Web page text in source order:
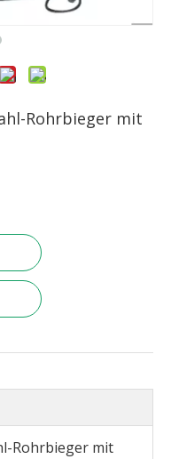
Rohrbieger mit
Rohrbieger mit